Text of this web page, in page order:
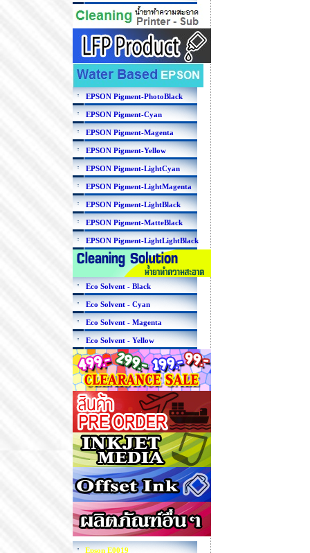
EPSON Pigment-PhotoBlack
EPSON Pigment-Cyan
EPSON Pigment-Magenta
EPSON Pigment-Yellow
EPSON Pigment-LightCyan
EPSON Pigment-LightMagenta
EPSON Pigment-LightBlack
EPSON Pigment-MatteBlack
EPSON Pigment-LightLightBlack
Eco Solvent - Black
Eco Solvent - Cyan
Eco Solvent - Magenta
Eco Solvent - Yellow
Epson E0019